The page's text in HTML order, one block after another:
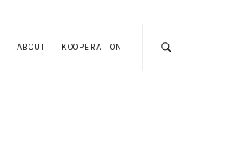
ABOUT KOOPERATION